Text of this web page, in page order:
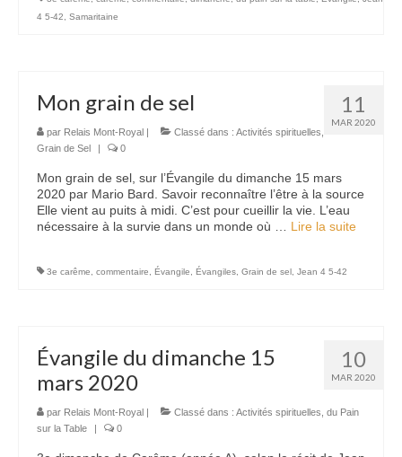
4 5-42
Samaritaine
11
MAR 2020
Mon grain de sel
par Relais Mont-Royal | Classé dans : Activités spirituelles
Grain de Sel
| 0
Mon grain de sel, sur l’Évangile du dimanche 15 mars
2020 par Mario Bard. Savoir reconnaître l’être à la source
Elle vient au puits à midi. C’est pour cueillir la vie. L’eau
nécessaire à la survie dans un monde où … Lire la suite­­
3e carême commentaire Évangile Évangiles Grain de sel Jean 4 5-42
10
MAR 2020
Évangile du dimanche 15
mars 2020
par Relais Mont-Royal | Classé dans : Activités spirituelles du Pain
sur la Table
| 0